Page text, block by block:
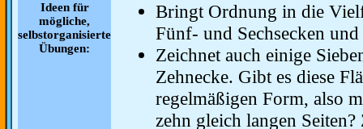
Ideen für
mögliche,
selbstorganisierte
Übungen:
Bringt Ordnung in die
Fünf- und Sechsecken
Zeichnet auch einige
Zehnecke. Gibt es diese
regelmäßigen Form, also
zehn gleich langen